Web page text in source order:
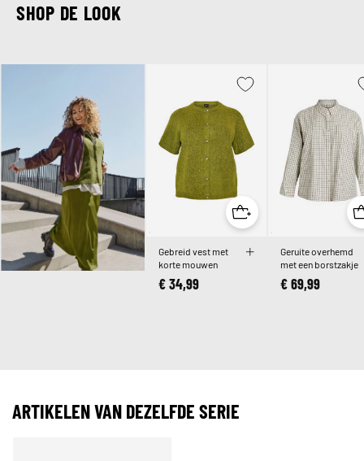
SHOP DE LOOK
Gebreid vest met
korte mouwen
€ 34,99
Geruite overhemd
met een borstzakje
€ 69,99
ARTIKELEN VAN DEZELFDE SERIE